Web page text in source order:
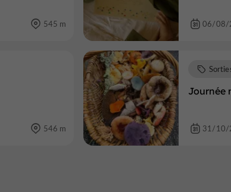
545 m 06/08/
546 m
Journée
31/10/